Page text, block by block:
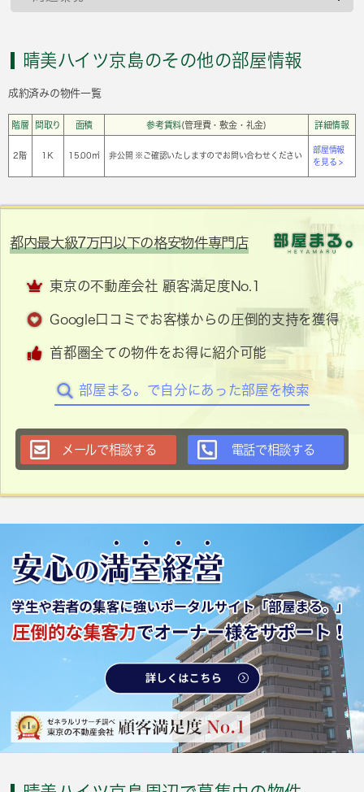
晴美ハイツ京島のその他の部屋情報
成約済みの物件一覧
階層 間取り 面積 参考賃料(管理費・敷金・礼金) 詳細情報
2階 1Ｋ 15.00㎡ 非公開 ※ご確認いたしますのでお問い合わせください
部屋情報
を見る >
都内最大級7万円以下の格安物件専門店
東京の不動産会社 顧客満足度No.1
Google口コミでお客様からの圧倒的支持を獲得
首都圏全ての物件をお得に紹介可能
部屋まる。で自分にあった部屋を検索
メールで相談する 電話で相談する